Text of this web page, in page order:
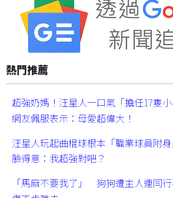
熱門推薦
超強奶媽！汪星人一口氣「擔任17隻
網友佩服表示：母愛超偉大！
汪星人玩起曲棍球根本「職業球員附
臉得意：我超強對吧？
「馬麻不要我了」 狗狗遭主人連同